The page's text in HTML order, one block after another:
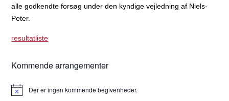
alle godkendte forsøg under den kyndige vejledning af Niels-
Peter.
resultatliste
Kommende arrangementer
Notice Der er ingen kommende begivenheder.